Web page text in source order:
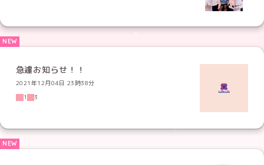
急遽お知らせ！！
2021年12月04日 23時38分
1
3